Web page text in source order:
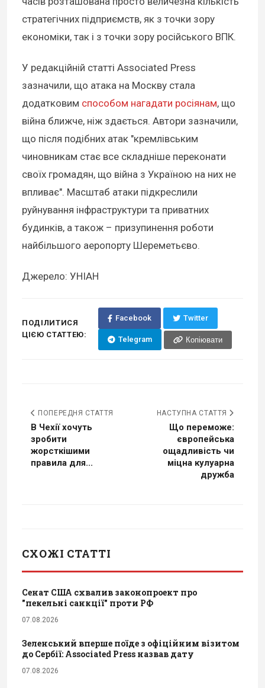
стратегічних підприємств, як з точки зору
економіки, так і з точки зору російського ВПК.
У редакційній статті Associated Press
зазначили, що атака на Москву стала
додатковим способом нагадати росіянам, що
війна ближче, ніж здається. Автори зазначили,
що після подібних атак "кремлівським
чиновникам стає все складніше переконати
своїх громадян, що війна з Україною на них не
впливає". Масштаб атаки підкреслили
руйнування інфраструктури та приватних
будинків, а також – призупинення роботи
найбільшого аеропорту Шереметьєво.
Джерело: УНІАН
ПОДІЛИТИСЯ
ЦІЄЮ СТАТТЕЮ:
Facebook Twitter
Telegram Копіювати
ПОПЕРЕДНЯ СТАТТЯ
В Чехії хочуть
зробити
жорсткішими
правила для...
НАСТУПНА СТАТТЯ
Що переможе:
європейська
ощадливість чи
міцна кулуарна
дружба
СХОЖІ СТАТТІ
Сенат США схвалив законопроект про
"пекельні санкції" проти РФ
07.08.2026
Зеленський вперше поїде з офіційним візитом
до Сербії: Associated Press назвав дату
07.08.2026